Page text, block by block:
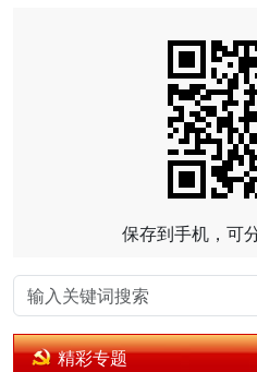
保存到手机，可
精彩专题